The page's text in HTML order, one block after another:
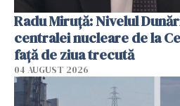
Radu Miruţă: Nivelul
centralei nucleare de la
faţă de ziua trecută
04 AUGUST 2026